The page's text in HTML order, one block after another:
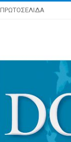
ΠΡΩΤΟΣΕΛΙΔΑ